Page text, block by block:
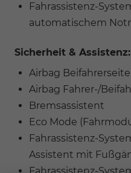
Fahrassistenz-
automatischem
Sicherheit & Assistenz:
Airbag
Airbag Fahrer-/
Bremsassistent
Eco Mode
Fahrassistenz-
Assistent mit